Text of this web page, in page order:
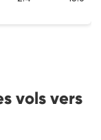
vols vers